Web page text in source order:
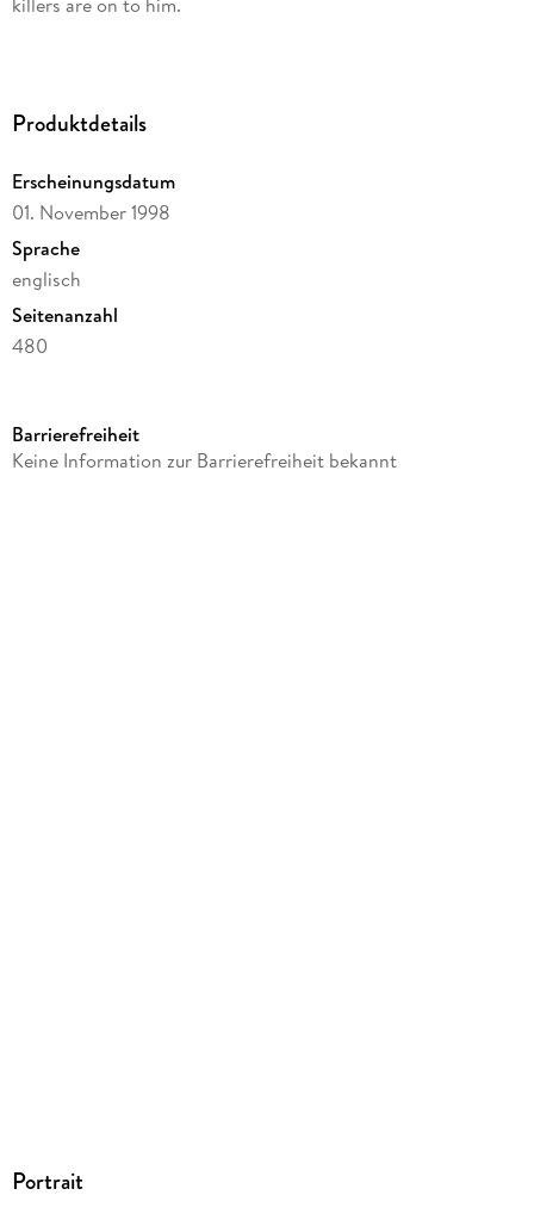
Produktdetails
Erscheinungsdatum
01. November 1998
Sprache
englisch
Seitenanzahl
480
Verlag/Hersteller
Barrierefreiheit
Keine Information zur Barrierefreiheit bekannt
Portrait